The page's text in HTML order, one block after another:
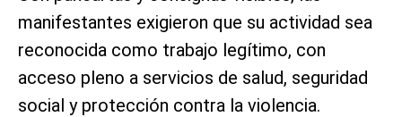
manifestantes exigieron que su actividad sea
reconocida como trabajo legítimo, con
acceso pleno a servicios de salud, seguridad
social y protección contra la violencia.